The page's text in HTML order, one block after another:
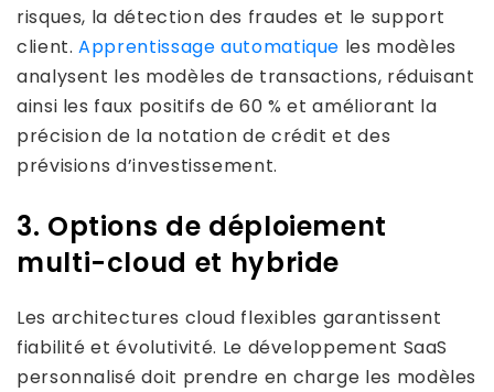
risques, la détection des fraudes et le support
client.Apprentissage automatique les modèles
analysent les modèles de transactions, réduisant
ainsi les faux positifs de 60 % et améliorant la
précision de la notation de crédit et des
prévisions d’investissement.
3. Options de déploiement
multi-cloud et hybride
Les architectures cloud flexibles garantissent
fiabilité et évolutivité. Le développement SaaS
personnalisé doit prendre en charge les modèles